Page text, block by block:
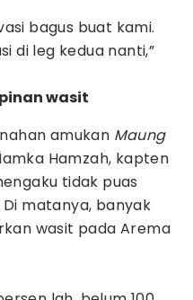
bagus buat kami.
di leg kedua nanti,”
wasit
amukan Maung
Hamzah, kapten
tidak puas
matanya, banyak
wasit pada Arema